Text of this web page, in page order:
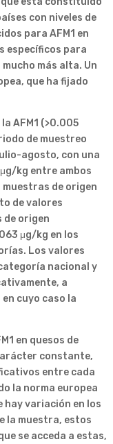
con niveles de
para AFM1 en
específicos para
más alta. Un
que ha fijado
AFM1 (>0.005
de muestreo
agosto, con una
kg entre ambos
muestras de origen
de valores
de origen
μg/kg en los
Los valores
nacional y
a
cuyo caso la
en quesos de
constante,
entre cada
la norma europea
hay variación en los
la muestra, estos
se acceda a estas,